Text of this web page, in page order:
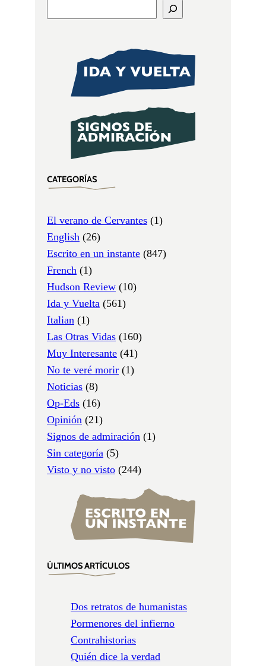
CATEGORÍAS
El verano de Cervantes (1)
English (26)
Escrito en un instante (847)
French (1)
Hudson Review (10)
Ida y Vuelta (561)
Italian (1)
Las Otras Vidas (160)
Muy Interesante (41)
No te veré morir (1)
Noticias (8)
Op-Eds (16)
Opinión (21)
Signos de admiración (1)
Sin categoría (5)
Visto y no visto (244)
ÚLTIMOS ARTÍCULOS
Dos retratos de humanistas
Pormenores del infierno
Contrahistorias
Quién dice la verdad